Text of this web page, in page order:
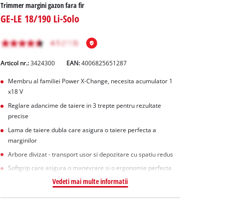
Trimmer margini gazon fara fir
GE-LE 18/190 Li-Solo
Articol nr.: 3424300 EAN:4006825651287
Membru al familiei Power X-Change, necesita acumulator 1
x18 V
Reglare adancime de taiere in 3 trepte pentru rezultate
precise
Lama de taiere dubla care asigura o taiere perfecta a
marginilor
Arbore divizat - transport usor si depozitare cu spatiu redus
Softgrip care asigura o manevrare si o ergonomie perfecta
Vedeti mai multe informatii